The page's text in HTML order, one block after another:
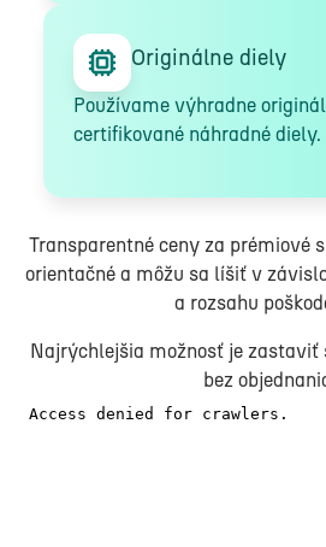
Originálne diely
Používame výhradne
certifikované náhradné diely.
Transparentné ceny za prémiové
orientačné a môžu sa líšiť v
a rozsahu
Najrýchlejšia možnosť je zastaviť
bez